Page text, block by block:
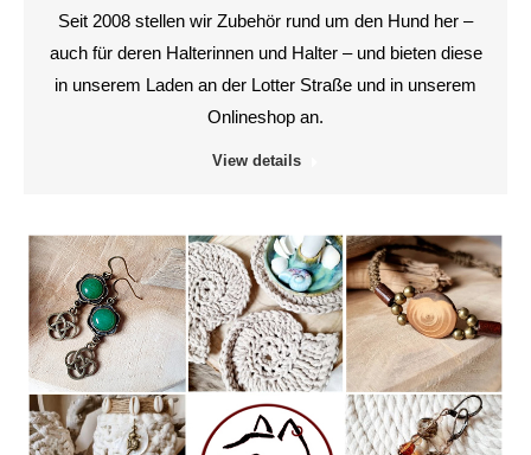
Seit 2008 stellen wir Zubehör rund um den Hund her –
auch für deren Halterinnen und Halter – und bieten diese
in unserem Laden an der Lotter Straße und in unserem
Onlineshop an.
Blog mail
View details